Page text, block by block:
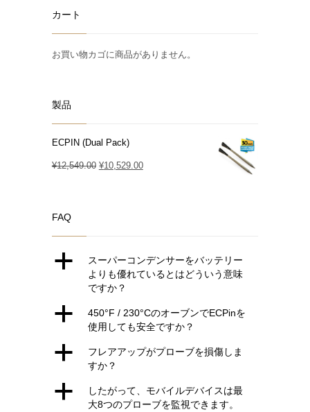
カート
お買い物カゴに商品がありません。
製品
ECPIN (Dual Pack)
¥12,549.00 元
¥12,549.00
で
し
た。
¥10,529.00現
は
¥10,529.00
す。
FAQ
a
スーパーコンデンサーをバッテリー
よりも優れているとはどういう意味
ですか？
a
450°F / 230°CのオーブンでECPinを
使用しても安全ですか？
a
フレアアップがプローブを損傷しま
すか？
a
したがって、モバイルデバイスは最
大8つのプローブを監視できます。